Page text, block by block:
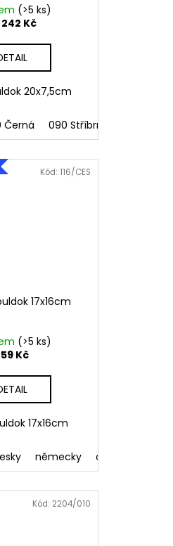
(>5 ks)
242 Kč
20x7,5cm
Černá 090 Stříbrná
Červená 041 Růžová
17x16cm
(>5 ks)
Kč
17x16cm
německy anglicky
Kód: 116/CES
Kód: 2204/010